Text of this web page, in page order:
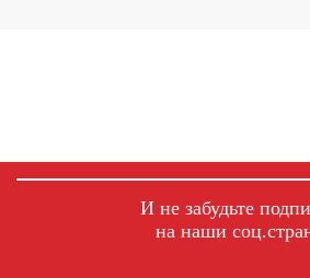
И не забудьте
на наши